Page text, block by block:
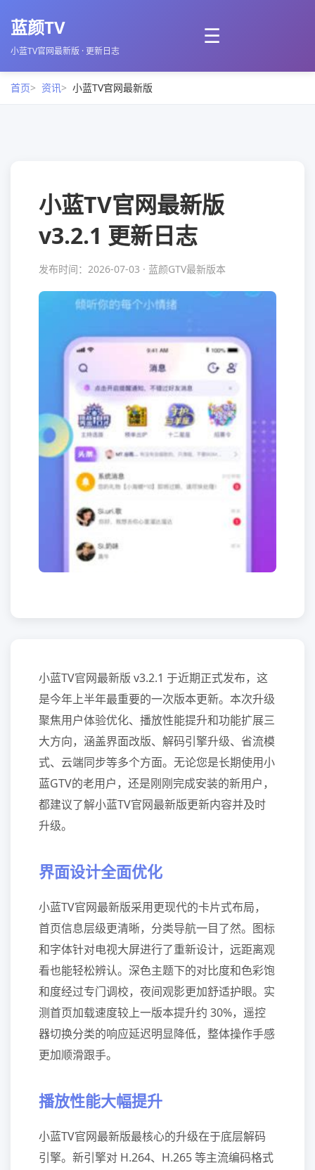
蓝颜TV
小蓝TV官网最新版 · 更新日志
☰
首页 资讯 小蓝TV官网最新版
小蓝TV官网最新版
v3.2.1 更新日志
发布时间：2026-07-03 · 蓝颜GTV最新版本
小蓝TV官网最新版 v3.2.1 于近期正式发布，这
是今年上半年最重要的一次版本更新。本次升级
聚焦用户体验优化、播放性能提升和功能扩展三
大方向，涵盖界面改版、解码引擎升级、省流模
式、云端同步等多个方面。无论您是长期使用小
蓝GTV的老用户，还是刚刚完成安装的新用户，
都建议了解小蓝TV官网最新版更新内容并及时
升级。
界面设计全面优化
小蓝TV官网最新版采用更现代的卡片式布局，
首页信息层级更清晰，分类导航一目了然。图标
和字体针对电视大屏进行了重新设计，远距离观
看也能轻松辨认。深色主题下的对比度和色彩饱
和度经过专门调校，夜间观影更加舒适护眼。实
测首页加载速度较上一版本提升约 30%，遥控
器切换分类的响应延迟明显降低，整体操作手感
更加顺滑跟手。
播放性能大幅提升
小蓝TV官网最新版最核心的升级在于底层解码
引擎。新引擎对 H.264、H.265 等主流编码格式